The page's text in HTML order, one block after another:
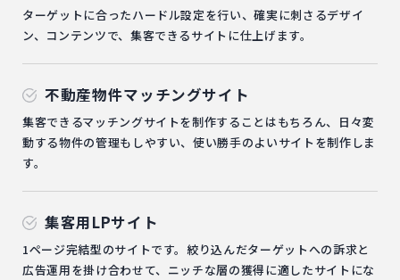
ターゲットに合ったハードル設定を行い、確実に刺さるデザイ
ン、コンテンツで、集客できるサイトに仕上げます。
不動産物件マッチングサイト
集客できるマッチングサイトを制作することはもちろん、日々変
動する物件の管理もしやすい、使い勝手のよいサイトを制作しま
す。
集客用LPサイト
1ページ完結型のサイトです。絞り込んだターゲットへの訴求と
広告運用を掛け合わせて、ニッチな層の獲得に適したサイトにな